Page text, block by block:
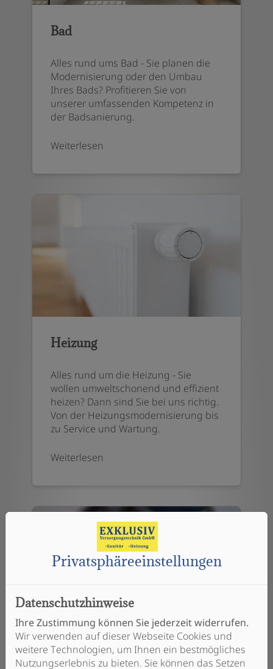
Bad
Alles rund ums Bad - Sie planen die
Modernisierung oder den Umbau
Ihres Bads? Profitieren Sie von
unserer umfassenden Kompetenz in
der Badsanierung.
Weiterlesen
Heizung
Alles rund um die Heizung - Sie
wollen umweltschonend und effizient
heizen? Dann sind Sie bei uns richtig.
Von der Heizungsmodernisierung bis
zu Service und Wartung.
Weiterlesen
Haustechnik
Privatsphäre­einstellungen
Datenschutzhinweise
Ihre Zustimmung können Sie jederzeit widerrufen.
Wir verwenden auf dieser Webseite Cookies und
weitere Technologien, um Ihnen ein bestmögliches
Nutzungserlebnis zu bieten. Sie können das Setzen